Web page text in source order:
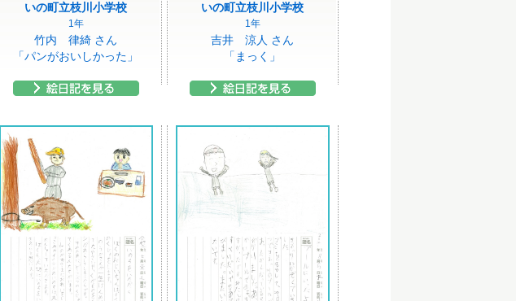
いの町立枝川小学校
1年
竹内 律綺 さん
「パンがおいしかった」
いの町立枝川小学校
1年
吉井 涼人 さん
「まっく」